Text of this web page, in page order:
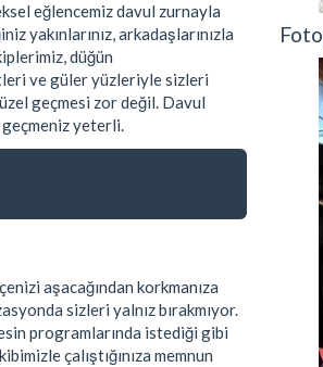
eğlencemiz davul zurnayla
yakınlarınız, arkadaşlarınızla
düğün
ve güler yüzleriyle sizleri
geçmesi zor değil. Davul
geçmeniz yeterli.
aşacağından korkmanıza
sizleri yalnız bırakmıyor.
programlarında istediği gibi
çalıştığınıza memnun